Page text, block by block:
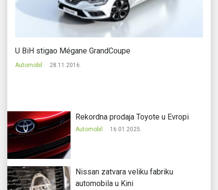
U BiH stigao Mégane GrandCoupe
Automobil 28.11.2016.
Rekordna prodaja Toyote u Evropi
Automobil 16.01.2025.
Nissan zatvara veliku fabriku
automobila u Kini